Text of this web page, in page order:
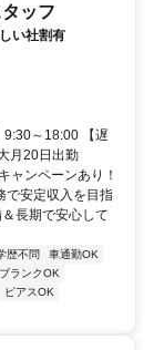
ッフ
い社割有
～18:00 【遅
月20日出勤
ャンペーンあり！
で安定収入を目指
長期で安心して
歴不問
車通勤OK
ブランクOK
ピアスOK